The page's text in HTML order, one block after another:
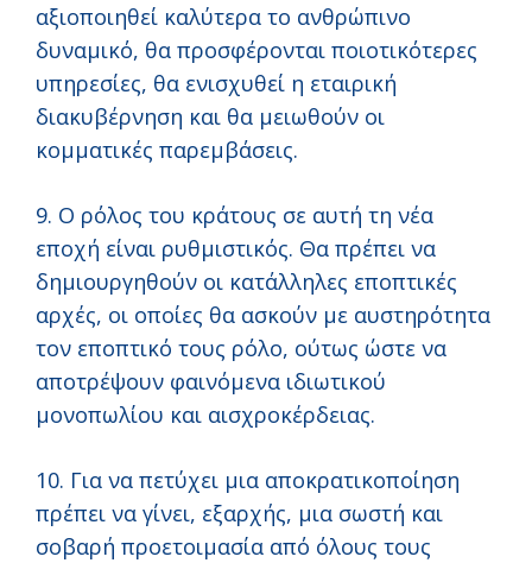
αξιοποιηθεί καλύτερα το ανθρώπινο
δυναμικό, θα προσφέρονται ποιοτικότερες
υπηρεσίες, θα ενισχυθεί η εταιρική
διακυβέρνηση και θα μειωθούν οι
κομματικές παρεμβάσεις.
9. Ο ρόλος του κράτους σε αυτή τη νέα
εποχή είναι ρυθμιστικός. Θα πρέπει να
δημιουργηθούν οι κατάλληλες εποπτικές
αρχές, οι οποίες θα ασκούν με αυστηρότητα
τον εποπτικό τους ρόλο, ούτως ώστε να
αποτρέψουν φαινόμενα ιδιωτικού
μονοπωλίου και αισχροκέρδειας.
10. Για να πετύχει μια αποκρατικοποίηση
πρέπει να γίνει, εξαρχής, μια σωστή και
σοβαρή προετοιμασία από όλους τους